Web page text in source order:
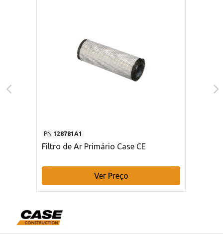
PN 128781A1
Filtro de Ar Primário Case CE
Ver Preço